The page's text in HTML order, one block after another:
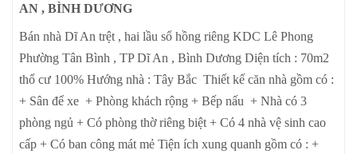
AN , BÌNH DƯƠNG
Bán nhà Dĩ An trệt , hai lầu sổ hồng riêng KDC Lê Phong
Phường Tân Bình , TP Dĩ An , Bình Dương Diện tích : 70m2
thổ cư 100% Hướng nhà : Tây Bắc Thiết kế căn nhà gồm có :
+ Sân để xe + Phòng khách rộng + Bếp nấu + Nhà có 3
phòng ngủ + Có phòng thờ riêng biệt + Có 4 nhà vệ sinh cao
cấp + Có ban công mát mẻ Tiện ích xung quanh gồm có : +